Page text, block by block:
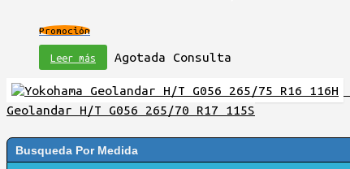
Promoción
Leer más Agotada Consulta
Geolandar H/T G056 265/70 R17 115S
Busqueda Por Medida